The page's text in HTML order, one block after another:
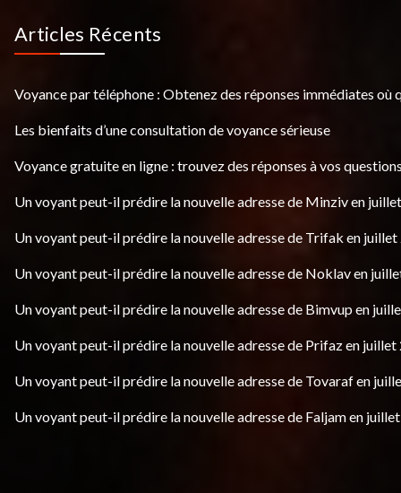
Articles Récents
Voyance par téléphone : Obtenez des réponses immédiates où
Les bienfaits d’une consultation de voyance sérieuse
Voyance gratuite en ligne : trouvez des réponses à vos
Un voyant peut-il prédire la nouvelle adresse de Minziv en
Un voyant peut-il prédire la nouvelle adresse de Trifak en juillet
Un voyant peut-il prédire la nouvelle adresse de Noklav en
Un voyant peut-il prédire la nouvelle adresse de Bimvup en
Un voyant peut-il prédire la nouvelle adresse de Prifaz en juillet
Un voyant peut-il prédire la nouvelle adresse de Tovaraf en
Un voyant peut-il prédire la nouvelle adresse de Faljam en